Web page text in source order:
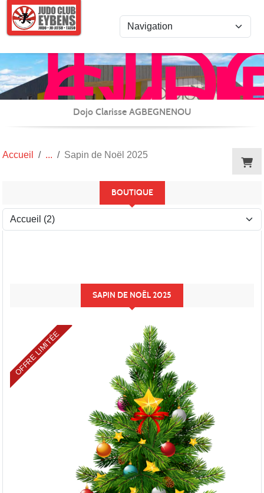
JU-
/
et
Dojo Clarisse AGBEGNENOU
Accueil Sapin de Noël 2025
BOUTIQUE
SAPIN DE NOËL 2025
OFFRE LIMITÉE
Panneau de gestion des cookies